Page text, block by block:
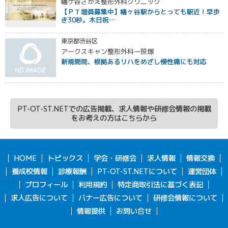
【ＰＴ増員募集中】幡ヶ谷駅からとっても駅近！早歩
き30秒。木日祝…
東京都渋谷区
アークスキャン整形外科ー笹塚
新規開院、根拠あるリハをめざし慢性痛にも対応
PT-OT-ST.NETでの広告掲載、求人情報や研修会情報の掲載
をお考えの方はこちらから
HOME トピックス 学会・研修会 求人情報
情報交換
養成校情報
診療報酬 PT-OT-ST.NETについて
運営団体
プロフィール
利用規約
特定商取引法に基づく表記
求人広告について
バナー広告について
研修会情報について
情報提供
お問い合せ